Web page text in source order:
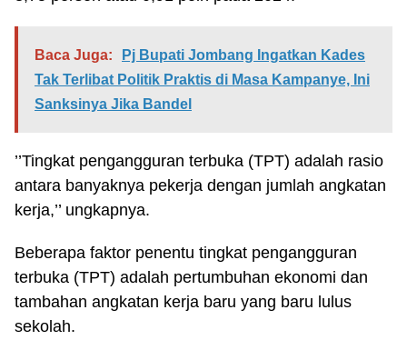
Baca Juga:
Pj Bupati Jombang Ingatkan Kades
Tak Terlibat Politik Praktis di Masa Kampanye, Ini
Sanksinya Jika Bandel
’’Tingkat pengangguran terbuka (TPT) adalah rasio
antara banyaknya pekerja dengan jumlah angkatan
kerja,’’ ungkapnya.
Beberapa faktor penentu tingkat pengangguran
terbuka (TPT) adalah pertumbuhan ekonomi dan
tambahan angkatan kerja baru yang baru lulus
sekolah.